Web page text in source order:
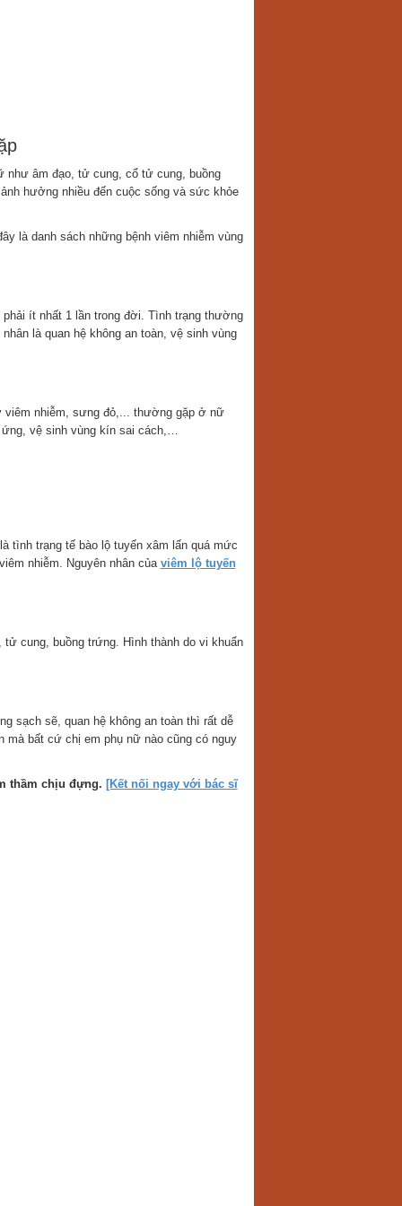
âm đạo, tử cung, cổ tử cung, buồng
hưởng nhiều đến cuộc sống và sức khỏe
là danh sách những bệnh viêm nhiễm vùng
ít nhất 1 lần trong đời. Tình trạng thường
là quan hệ không an toàn, vệ sinh vùng
nhiễm, sưng đỏ,... thường gặp ở nữ
ứng, vệ sinh vùng kín sai cách,…
trạng tế bào lộ tuyến xâm lấn quá mức
nhiễm. Nguyên nhân của viêm lộ tuyến
cung, buồng trứng. Hình thành do vi khuẩn
sạch sẽ, quan hệ không an toàn thì rất dễ
mà bất cứ chị em phụ nữ nào cũng có nguy
thầm chịu đựng. [Kết nối ngay với bác sĩ